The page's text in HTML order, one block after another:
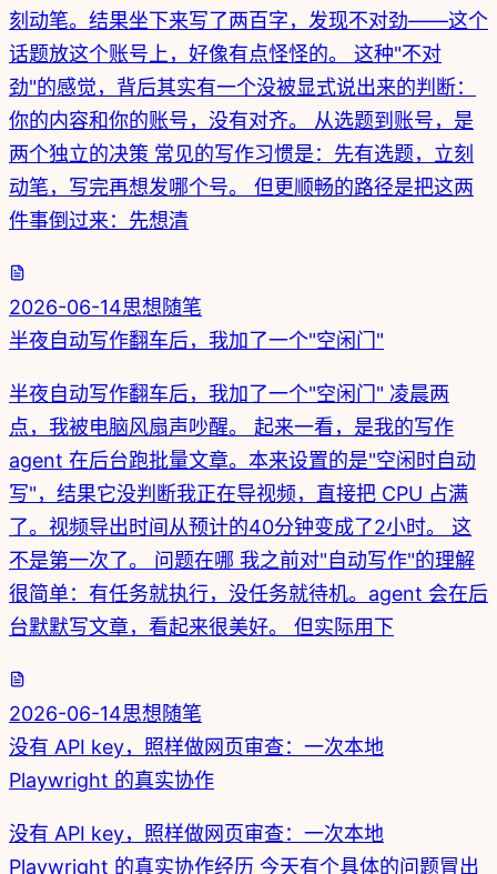
刻动笔。结果坐下来写了两百字，发现不对劲——这个
话题放这个账号上，好像有点怪怪的。 这种"不对
劲"的感觉，背后其实有一个没被显式说出来的判断：
你的内容和你的账号，没有对齐。 从选题到账号，是
两个独立的决策 常见的写作习惯是：先有选题，立刻
动笔，写完再想发哪个号。 但更顺畅的路径是把这两
件事倒过来：先想清
2026-06-14思想随笔
半夜自动写作翻车后，我加了一个"空闲门"
半夜自动写作翻车后，我加了一个"空闲门" 凌晨两
点，我被电脑风扇声吵醒。 起来一看，是我的写作
agent 在后台跑批量文章。本来设置的是"空闲时自动
写"，结果它没判断我正在导视频，直接把 CPU 占满
了。视频导出时间从预计的40分钟变成了2小时。 这
不是第一次了。 问题在哪 我之前对"自动写作"的理解
很简单：有任务就执行，没任务就待机。agent 会在后
台默默写文章，看起来很美好。 但实际用下
2026-06-14思想随笔
没有 API key，照样做网页审查：一次本地
Playwright 的真实协作
没有 API key，照样做网页审查：一次本地
Playwright 的真实协作经历 今天有个具体的问题冒出